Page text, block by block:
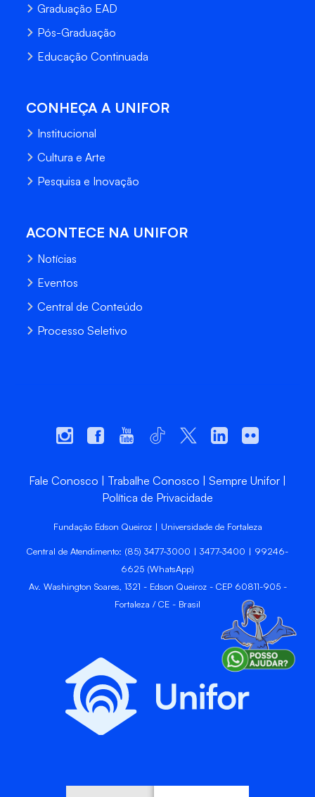
Graduação EAD
Pós-Graduação
Educação Continuada
CONHEÇA A UNIFOR
Institucional
Cultura e Arte
Pesquisa e Inovação
ACONTECE NA UNIFOR
Notícias
Eventos
Central de Conteúdo
Processo Seletivo
Fale Conosco Trabalhe Conosco
Sempre Unifor
Política de Privacidade
Fundação Edson Queiroz | Universidade de Fortaleza
Central de Atendimento: (85) 3477-3000 | 3477-3400 | 99246-
6625 (WhatsApp)
Av. Washington Soares, 1321 - Edson Queiroz - CEP 60811-905 -
Fortaleza / CE - Brasil